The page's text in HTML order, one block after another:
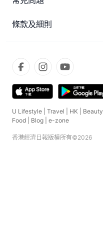
條款及細則
U Lifestyle Travel HK Beauty
Food
Blog e-zone
香港經濟日報版權所有©2026